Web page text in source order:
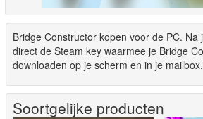
Bridge Constructor kopen voor de PC.
direct de Steam key waarmee je Bridge
downloaden op je scherm en in je mailbox.
Soortgelijke producten